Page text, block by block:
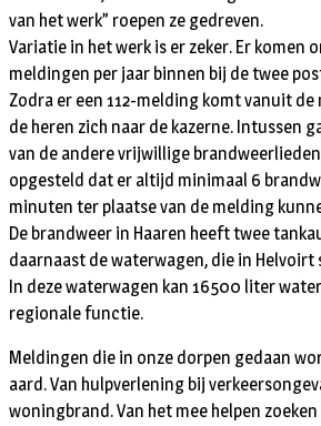
van het werk” roepen ze gedreven.
Variatie in het werk is er zeker. Er komen
meldingen per jaar binnen bij de twee
Zodra er een 112-melding komt vanuit de
de heren zich naar de kazerne. Intussen
van de andere vrijwillige
opgesteld dat er altijd minimaal 6
minuten ter plaatse van de melding
De brandweer in Haaren heeft twee
daarnaast de waterwagen, die in Helvoirt
In deze waterwagen kan 16500 liter
regionale functie.
Meldingen die in onze dorpen gedaan
aard. Van hulpverlening bij
woningbrand. Van het mee helpen